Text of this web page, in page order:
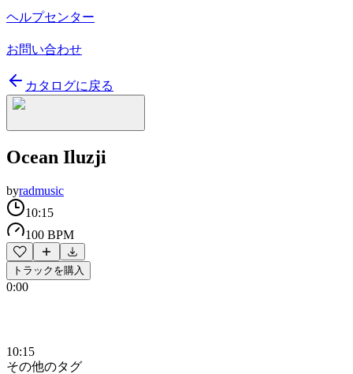
ヘルプセンター
お問い合わせ
カタログに戻る
Ocean Iluzji
byradmusic
10:15
100 BPM
トラックを購入
0:00
10:15
その他のタグ